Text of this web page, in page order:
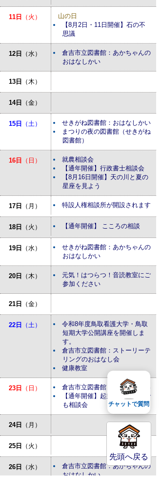
11日 （火）
山の日
【8月2日・11日開催】石の不
思議
12日 （水）
倉吉市立図書館：あかちゃんの
おはなしかい
13日 （木）
14日 （金）
15日 （土）
せきがね図書館：おはなしかい
まつりの夜の図書館（せきがね
図書館）
16日 （日）
就農相談会
【通年開催】行政書士相談会
【8月16日開催】天の川と夏の
星座を見よう
17日 （月） 特設人権相談所が開設されます
18日 （火） 【通年開催】 こころの相談
19日 （水）
せきがね図書館：あかちゃんの
おはなしかい
20日 （木）
元気！はつらつ！音読教室にご
参加ください
21日 （金）
22日 （土）
令和8年度鳥取看護大学・鳥取
短期大学公開講座を開催しま
す。
倉吉市立図書館：ストーリーテ
リングのおはなし会
健康教室
23日 （日）
倉吉市立図書館：おはなしかい
【通年開催】起業・経営なんで
も相談会
24日 （月）
25日 （火）
26日 （水）
倉吉市立図書館：あかちゃんの
おはなしかい
先頭へ戻る
チャットで質問